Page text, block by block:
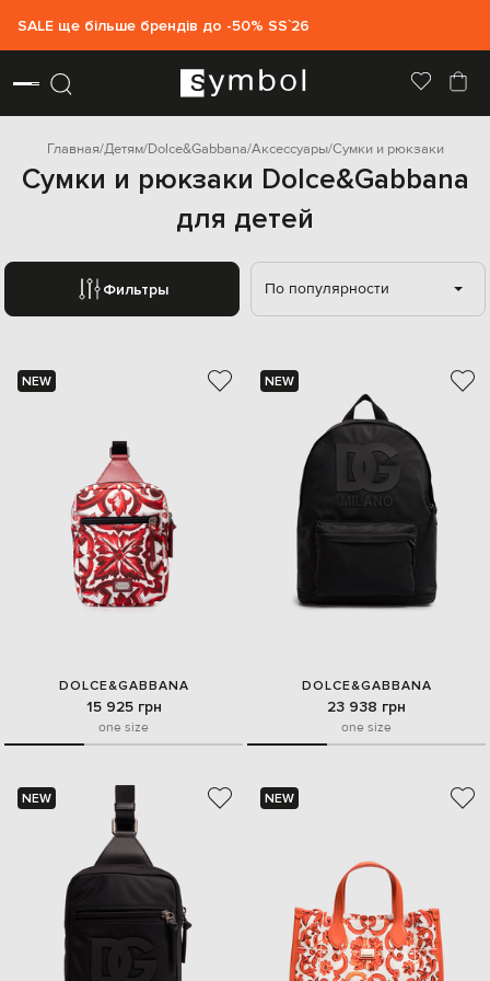
SALE ще більше брендів до -50% SS`26
Главная Детям Dolce&Gabbana Аксессуары Сумки и рюкзаки
Сумки и рюкзаки Dolce&Gabbana
для детей
Фильтры По популярности
NEW
DOLCE&GABBANA
15 925 грн
one size
NEW
DOLCE&GABBANA
23 938 грн
one size
NEW NEW